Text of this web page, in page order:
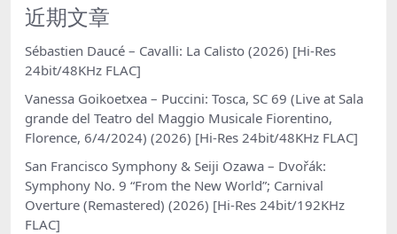
近期文章
Sébastien Daucé – Cavalli: La Calisto (2026) [Hi-Res
24bit/48KHz FLAC]
Vanessa Goikoetxea – Puccini: Tosca, SC 69 (Live at Sala
grande del Teatro del Maggio Musicale Fiorentino,
Florence, 6/4/2024) (2026) [Hi-Res 24bit/48KHz FLAC]
San Francisco Symphony & Seiji Ozawa – Dvořák:
Symphony No. 9 “From the New World”; Carnival
Overture (Remastered) (2026) [Hi-Res 24bit/192KHz
FLAC]